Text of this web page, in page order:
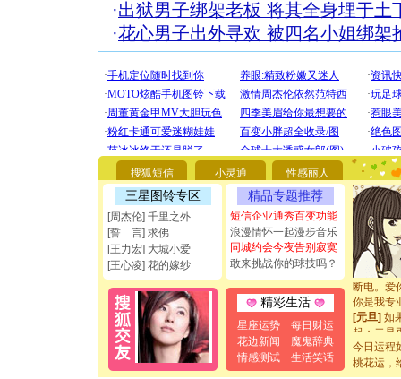
·出狱男子绑架老板 将其全身埋于土
·花心男子出外寻欢 被四名小姐绑架
搜狐短信 小灵通 性感丽人
三星图铃专区
[周杰伦] 千里之外
[誓 言] 求佛
[王力宏] 大城小爱
[王心凌] 花的嫁纱
精品专题推荐
短信企业通秀百变功能
浪漫情怀一起漫步音乐
同城约会今夜告别寂寞
敢来挑战你的球技吗？
精彩生活
星座运势
每日财运
花边新闻
魔鬼辞典
情感测试
生活笑话
[圣诞节]
你太多，
要平安
[圣诞节]
能正大光
都要快乐
[圣诞节]
如意,快
[元旦]看
断电。爱
你是我专
[元旦]如
起；二是
离。水晶
[元旦]当
泣，这痛
今日运程
桃花运，